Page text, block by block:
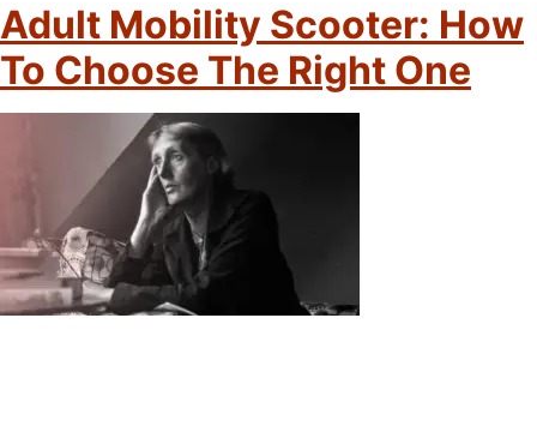
Adult Mobility Scooter: How
To Choose The Right One